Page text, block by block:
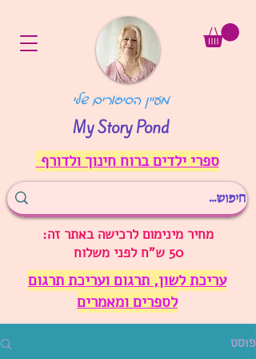
מעיין הסיפורים שלי
My Story Pond
ספרי ילדים ברוח חינוך ולדורף
עריכת לשון, תרגום ועריכת תרגום
לספרים ומאמרים
מחיר מינימום לרכישה באתר זה:
50 ש"ח לפני משלוח
פוסט